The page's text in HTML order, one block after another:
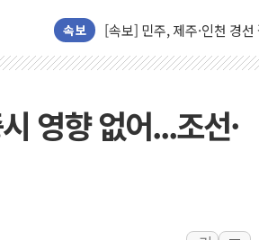
속보
[속보] 민주, 제주·인천 경
[속보] 민주, 인천 경선 결
이번주 국내 주요 금융일정
美, 이란전 출구전략 만지
강릉·동해·삼척 시간당
폐기물 수거하다 참변…60
서울 중랑구 주택가서 흉
영향 없어...조선·